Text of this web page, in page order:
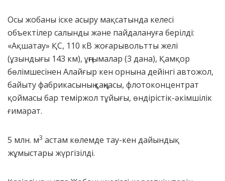
Осы жобаны іске асыру мақсатында келесі
объектілер салынды және пайдалануға берілді:
«Ақшатау» ҚС, 110 кВ жоғарывольтты желі
(ұзындығы 143 км), ұңғымалар (3 дана), Қамқор
бөлімшесінен Алайғыр кен орнына дейінгі автожол,
байыту фабрикасының қаңқасы, флотоконцентрат
қоймасы бар теміржол тұйығы, өндірістік-әкімшілік
ғимарат.
5 млн. м3 астам көлемде тау-кен дайындық
жұмыстары жүргізілді.